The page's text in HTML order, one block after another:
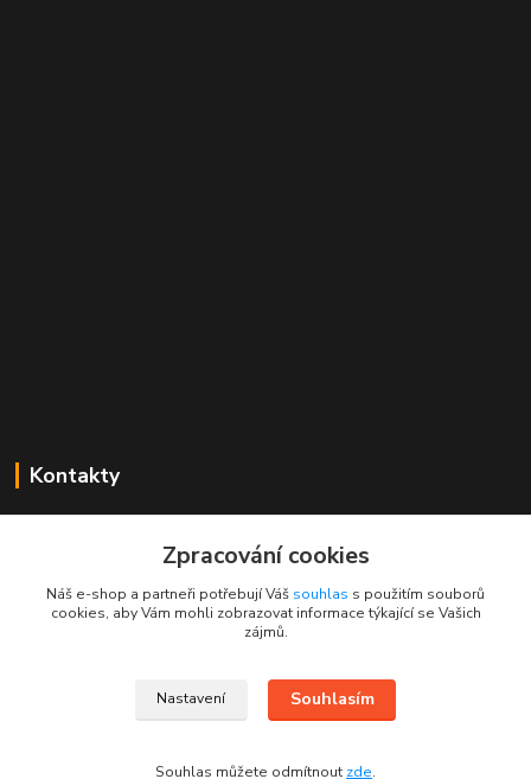
Kontakty
+420 725 613 837
info@rajklubicek.cz
Zpracování cookies
Náš e-shop a partneři potřebují Váš souhlas s použitím souborů
cookies, aby Vám mohli zobrazovat informace týkající se Vašich
zájmů.
Nastavení Souhlasím
Souhlas můžete odmítnout zde.